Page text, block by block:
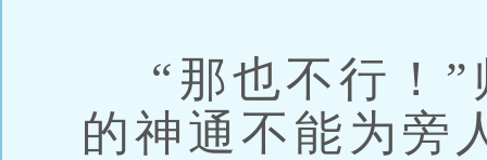
“那也不行！”
的神通不能为旁